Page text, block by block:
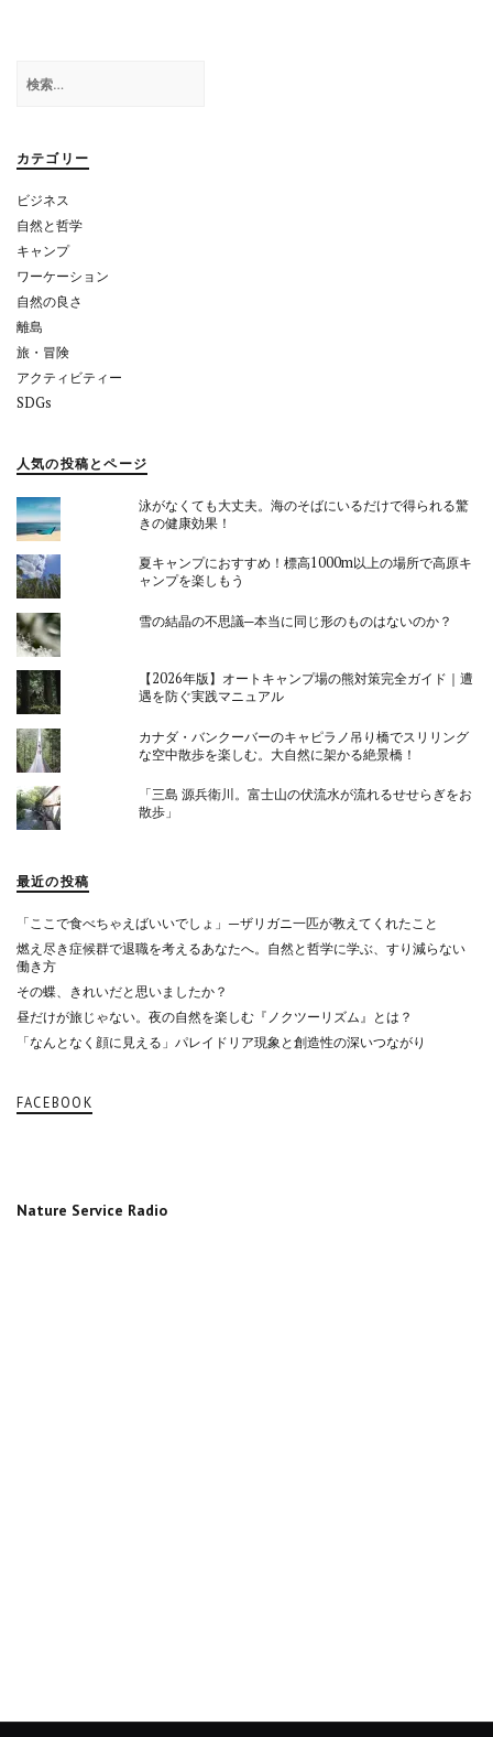
ー
ョ
ン
索:
カテゴリー
ビジネス
自然と哲学
キャンプ
ワーケーション
自然の良さ
離島
旅・冒険
アクティビティー
SDGs
人気の投稿とページ
泳がなくても大丈夫。海のそばにいるだけで得られる驚
きの健康効果！
夏キャンプにおすすめ！標高1000m以上の場所で高原キ
ャンプを楽しもう
雪の結晶の不思議─本当に同じ形のものはないのか？
【2026年版】オートキャンプ場の熊対策完全ガイド｜遭
遇を防ぐ実践マニュアル
カナダ・バンクーバーのキャピラノ吊り橋でスリリング
な空中散歩を楽しむ。大自然に架かる絶景橋！
「三島 源兵衛川。富士山の伏流水が流れるせせらぎをお
散歩」
最近の投稿
「ここで食べちゃえばいいでしょ」—ザリガニ一匹が教えてくれたこと
燃え尽き症候群で退職を考えるあなたへ。自然と哲学に学ぶ、すり減らない
働き方
その蝶、きれいだと思いましたか？
昼だけが旅じゃない。夜の自然を楽しむ『ノクツーリズム』とは？
「なんとなく顔に見える」パレイドリア現象と創造性の深いつながり
FACEBOOK
Nature Service Radio